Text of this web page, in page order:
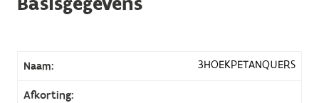
Naam: 3HOEKPETANQUERS
Afkorting: